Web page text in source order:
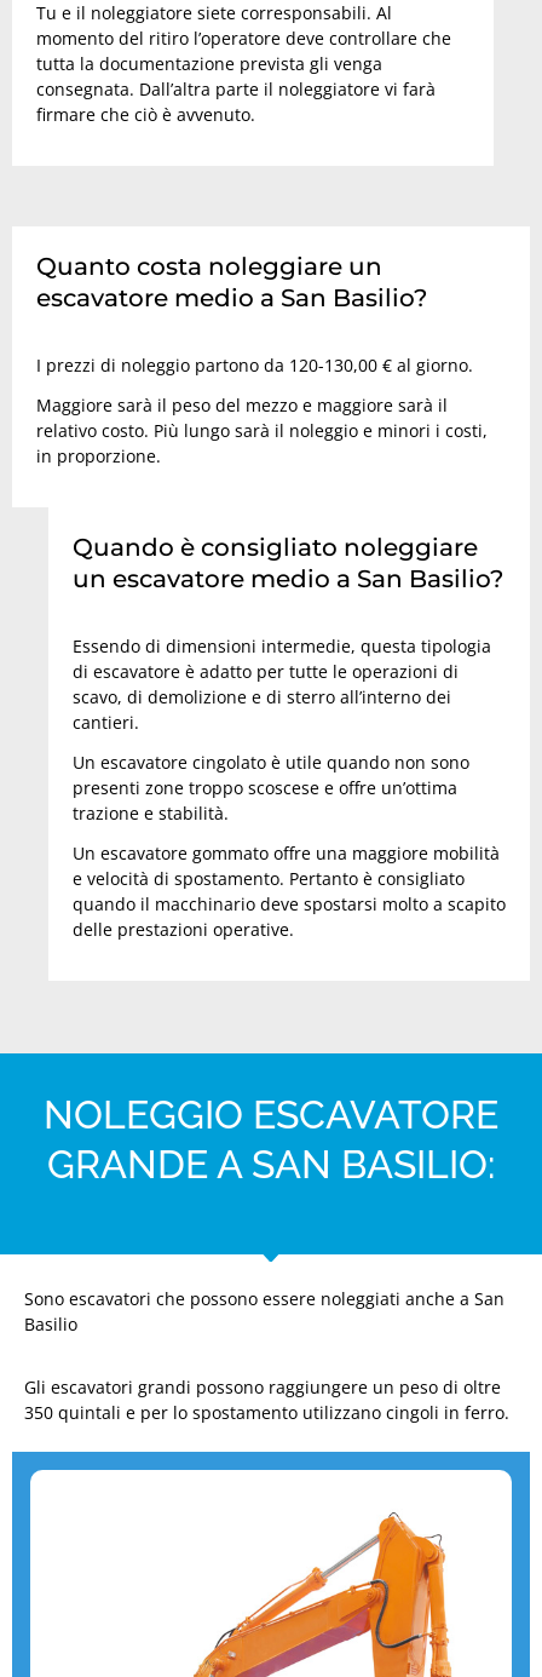
Tu e il noleggiatore siete corresponsabili. Al
momento del ritiro l’operatore deve controllare che
tutta la documentazione prevista gli venga
consegnata. Dall’altra parte il noleggiatore vi farà
firmare che ciò è avvenuto.
Quanto costa noleggiare un
escavatore medio a San Basilio?
I prezzi di noleggio partono da 120-130,00 € al giorno.
Maggiore sarà il peso del mezzo e maggiore sarà il
relativo costo. Più lungo sarà il noleggio e minori i costi,
in proporzione.
Quando è consigliato noleggiare
un escavatore medio a San Basilio?
Essendo di dimensioni intermedie, questa tipologia
di escavatore è adatto per tutte le operazioni di
scavo, di demolizione e di sterro all’interno dei
cantieri.
Un escavatore cingolato è utile quando non sono
presenti zone troppo scoscese e offre un’ottima
trazione e stabilità.
Un escavatore gommato offre una maggiore mobilità
e velocità di spostamento. Pertanto è consigliato
quando il macchinario deve spostarsi molto a scapito
delle prestazioni operative.
NOLEGGIO ESCAVATORE
GRANDE A SAN BASILIO:
Sono escavatori che possono essere noleggiati anche a San
Basilio
Gli escavatori grandi possono raggiungere un peso di oltre
350 quintali e per lo spostamento utilizzano cingoli in ferro.